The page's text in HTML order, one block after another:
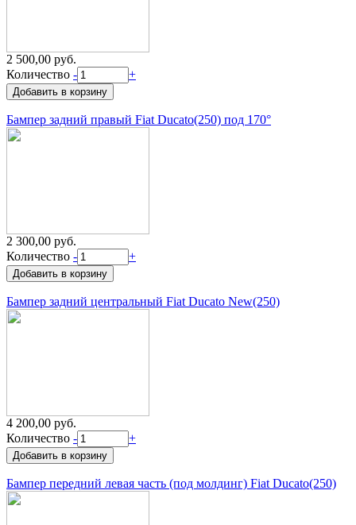
2 500,00 руб.
Количество - +
Бампер задний правый Fiat Ducato(250) под 170°
2 300,00 руб.
Количество - +
Бампер задний центральный Fiat Ducato New(250)
4 200,00 руб.
Количество - +
Бампер передний левая часть (под молдинг) Fiat Ducato(250)